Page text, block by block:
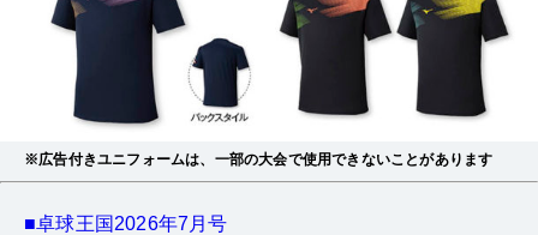
※広告付きユニフォームは、一部の大会で使用できないことがあります
■卓球王国2026年7月号